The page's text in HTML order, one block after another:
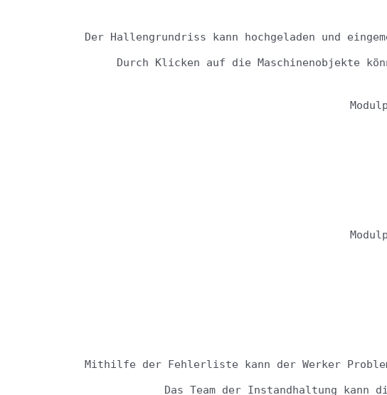
Der Hallengrundriss kann hochgeladen und
Durch Klicken auf die Maschinenobjekte
Mithilfe der Fehlerliste kann der Werker
Das Team der Instandhaltung kann